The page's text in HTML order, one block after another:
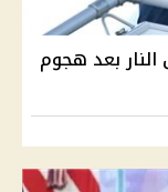
بعد هجوم